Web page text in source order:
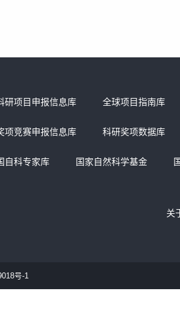
研项目申报信息库 全球项目指南库
项竞赛申报信息库 科研奖项数据库
自科专家库 国家自然科学基金
关
号-1